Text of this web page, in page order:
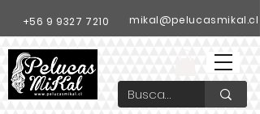
+56 9 9327 7210 mikal@pelucasmikal.cl